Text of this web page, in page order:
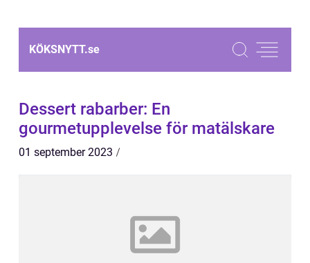
KÖKSNYTT.se
Dessert rabarber: En
gourmetupplevelse för matälskare
01 september 2023